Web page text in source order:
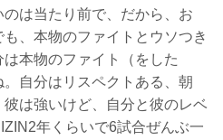
は当たり前で、だから、お
、本物のファイトとウソつき
本物のファイト（をした
自分はリスペクトある、朝
は強いけど、自分と彼のレベ
年くらいで6試合ぜんぶ一